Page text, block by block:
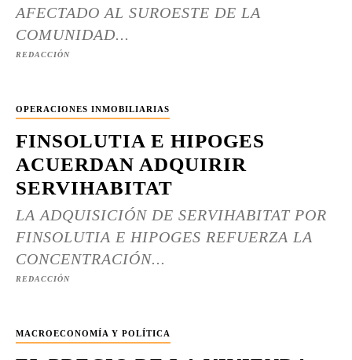
AFECTADO AL SUROESTE DE LA
COMUNIDAD...
REDACCIÓN
OPERACIONES INMOBILIARIAS
FINSOLUTIA E HIPOGES
ACUERDAN ADQUIRIR
SERVIHABITAT
LA ADQUISICIÓN DE SERVIHABITAT POR
FINSOLUTIA E HIPOGES REFUERZA LA
CONCENTRACIÓN...
REDACCIÓN
MACROECONOMÍA Y POLÍTICA